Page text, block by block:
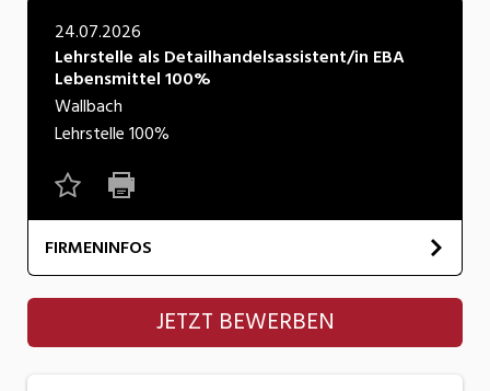
Natur
Verkehr/Logistik
Wirtschaft/Verwaltung
24.07.2026
Lehrstelle als Detailhandelsassistent/in EBA
Lebensmittel 100%
Wallbach
Lehrstelle100%
FIRMENINFOS
Volg Detailhandels AG
JETZT BEWERBEN